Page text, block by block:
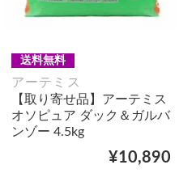
送料無料
アーテミス
【取り寄せ品】アーテミス
オソピュア ダック＆ガルバ
ンゾー 4.5kg
¥10,890